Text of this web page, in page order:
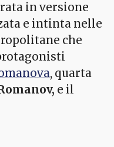
in versione
e intinta nelle
che
, quarta
e il